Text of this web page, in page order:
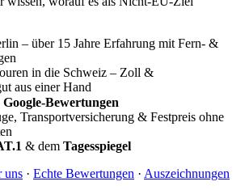
€ (3–4 Zimmer); mit Beiladung ab ca. 800
inklusive. Den genauen Preis nennen wir
Umzug in die Schweiz?
in die Schweiz Zoll an?
eine Aufenthaltsbewilligung für die
in der Schweiz?
in die Schweiz?
Krankenversicherung in der Schweiz?
in der Schweiz?
mit in die Schweiz nehmen?